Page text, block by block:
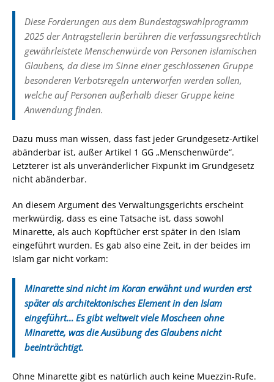
Diese Forderungen aus dem Bundestagswahlprogramm
2025 der Antragstellerin berühren die verfassungsrechtlich
gewährleistete Menschenwürde von Personen islamischen
Glaubens, da diese im Sinne einer geschlossenen Gruppe
besonderen Verbotsregeln unterworfen werden sollen,
welche auf Personen außerhalb dieser Gruppe keine
Anwendung finden.
Dazu muss man wissen, dass fast jeder Grundgesetz-Artikel
abänderbar ist, außer Artikel 1 GG „Menschenwürde“.
Letzterer ist als unveränderlicher Fixpunkt im Grundgesetz
nicht abänderbar.
An diesem Argument des Verwaltungsgerichts erscheint
merkwürdig, dass es eine Tatsache ist, dass sowohl
Minarette, als auch Kopftücher erst später in den Islam
eingeführt wurden. Es gab also eine Zeit, in der beides im
Islam gar nicht vorkam:
Minarette sind nicht im Koran erwähnt und wurden erst
später als architektonisches Element in den Islam
eingeführt… Es gibt weltweit viele Moscheen ohne
Minarette, was die Ausübung des Glaubens nicht
beeinträchtigt.
Ohne Minarette gibt es natürlich auch keine Muezzin-Rufe.